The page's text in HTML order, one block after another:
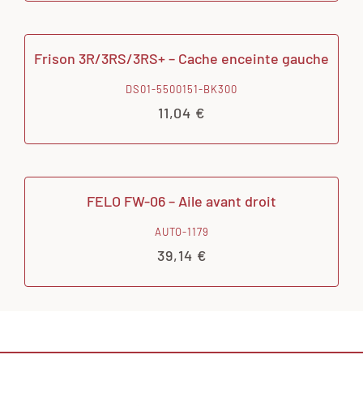
Frison 3R/3RS/3RS+ – Cache enceinte gauche
DS01-5500151-BK300
11,04 €
FELO FW-06 – Aile avant droit
AUTO-1179
39,14 €